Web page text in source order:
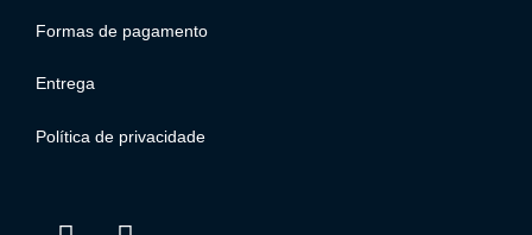
Formas de pagamento
Entrega
Política de privacidade